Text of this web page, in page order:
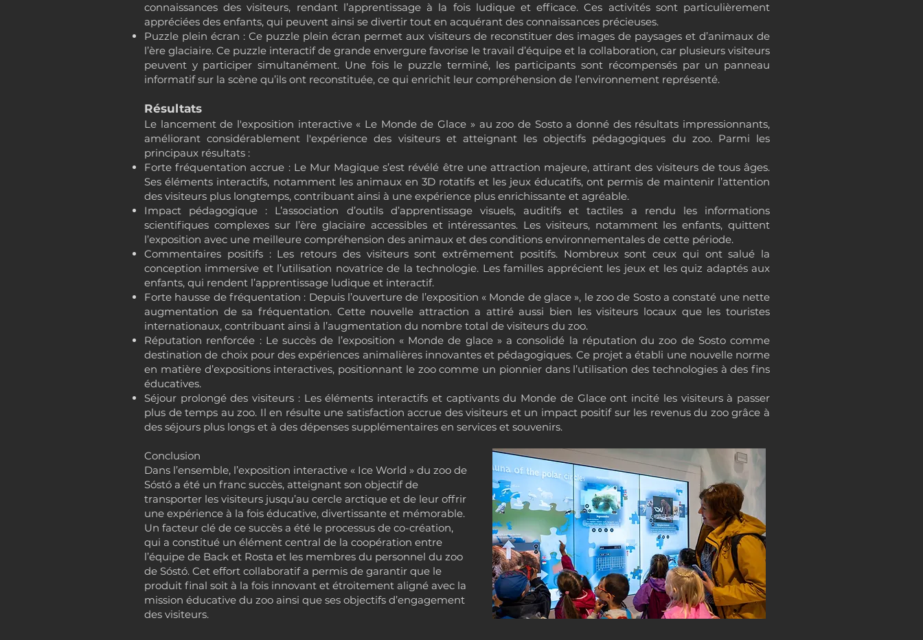
connaissances des visiteurs, rendant l’apprentissage à la fois ludique et efficace. Ces activités sont particulièrement
appréciées des enfants, qui peuvent ainsi se divertir tout en acquérant des connaissances précieuses.
Puzzle plein écran : Ce puzzle plein écran permet aux visiteurs de reconstituer des images de paysages et d’animaux de
l’ère glaciaire. Ce puzzle interactif de grande envergure favorise le travail d’équipe et la collaboration, car plusieurs visiteurs
peuvent y participer simultanément. Une fois le puzzle terminé, les participants sont récompensés par un panneau
informatif sur la scène qu’ils ont reconstituée, ce qui enrichit leur compréhension de l’environnement représenté.
Résultats
Le lancement de l'exposition interactive « Le Monde de Glace » au zoo de Sosto a donné des résultats impressionnants,
améliorant considérablement l'expérience des visiteurs et atteignant les objectifs pédagogiques du zoo. Parmi les
principaux résultats :
Forte fréquentation accrue : Le Mur Magique s’est révélé être une attraction majeure, attirant des visiteurs de tous âges.
Ses éléments interactifs, notamment les animaux en 3D rotatifs et les jeux éducatifs, ont permis de maintenir l’attention
des visiteurs plus longtemps, contribuant ainsi à une expérience plus enrichissante et agréable.
Impact pédagogique : L’association d’outils d’apprentissage visuels, auditifs et tactiles a rendu les informations
scientifiques complexes sur l’ère glaciaire accessibles et intéressantes. Les visiteurs, notamment les enfants, quittent
l’exposition avec une meilleure compréhension des animaux et des conditions environnementales de cette période.
Commentaires positifs : Les retours des visiteurs sont extrêmement positifs. Nombreux sont ceux qui ont salué la
conception immersive et l’utilisation novatrice de la technologie. Les familles apprécient les jeux et les quiz adaptés aux
enfants, qui rendent l’apprentissage ludique et interactif.
Forte hausse de fréquentation : Depuis l’ouverture de l’exposition « Monde de glace », le zoo de Sosto a constaté une nette
augmentation de sa fréquentation. Cette nouvelle attraction a attiré aussi bien les visiteurs locaux que les touristes
internationaux, contribuant ainsi à l’augmentation du nombre total de visiteurs du zoo.
Réputation renforcée : Le succès de l’exposition « Monde de glace » a consolidé la réputation du zoo de Sosto comme
destination de choix pour des expériences animalières innovantes et pédagogiques. Ce projet a établi une nouvelle norme
en matière d’expositions interactives, positionnant le zoo comme un pionnier dans l’utilisation des technologies à des fins
éducatives.
Séjour prolongé des visiteurs : Les éléments interactifs et captivants du Monde de Glace ont incité les visiteurs à passer
plus de temps au zoo. Il en résulte une satisfaction accrue des visiteurs et un impact positif sur les revenus du zoo grâce à
des séjours plus longs et à des dépenses supplémentaires en services et souvenirs.
Conclusion
Dans l’ensemble, l’exposition interactive « Ice World » du zoo de
Sóstó a été un franc succès, atteignant son objectif de
transporter les visiteurs jusqu’au cercle arctique et de leur offrir
une expérience à la fois éducative, divertissante et mémorable.
Un facteur clé de ce succès a été le processus de co-création,
qui a constitué un élément central de la coopération entre
l’équipe de Back et Rosta et les membres du personnel du zoo
de Sóstó. Cet effort collaboratif a permis de garantir que le
produit final soit à la fois innovant et étroitement aligné avec la
mission éducative du zoo ainsi que ses objectifs d’engagement
des visiteurs.